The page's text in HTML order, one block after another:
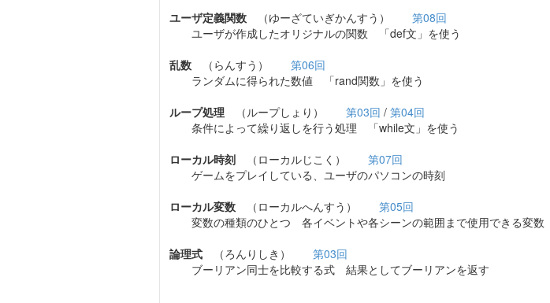
ユーザ定義関数 （ゆーざていぎかんすう） 第08回
ユーザが作成したオリジナルの関数 「def文」を使う
乱数 （らんすう） 第06回
ランダムに得られた数値 「rand関数」を使う
ループ処理 （ループしょり） 第03回 / 第04回
条件によって繰り返しを行う処理 「while文」を使う
ローカル時刻 （ローカルじこく） 第07回
ゲームをプレイしている、ユーザのパソコンの時刻
ローカル変数 （ローカルへんすう） 第05回
変数の種類のひとつ 各イベントや各シーンの範囲まで使用できる変数
論理式 （ろんりしき） 第03回
ブーリアン同士を比較する式 結果としてブーリアンを返す